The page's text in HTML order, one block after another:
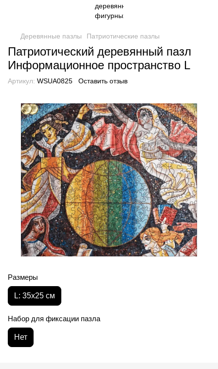
Деревянные пазлы Патриотические пазлы
Патриотический деревянный пазл
Информационное пространство L
Артикул: WSUA0825 Оставить отзыв
Размеры
L: 35х25 см
Набор для фиксации пазла
Нет